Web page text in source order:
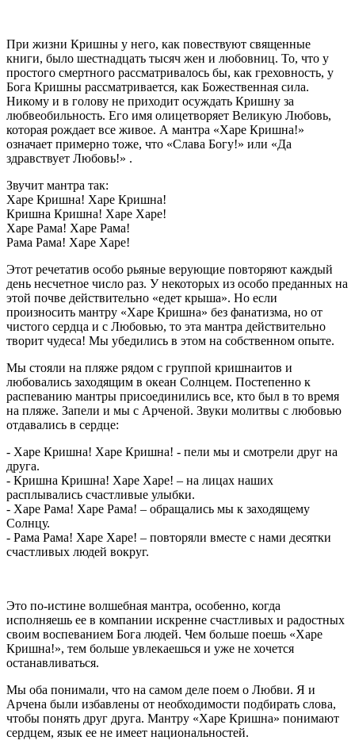
При жизни Кришны у него, как повествуют священные
книги, было шестнадцать тысяч жен и любовниц. То, что у
простого смертного рассматривалось бы, как греховность, у
Бога Кришны рассматривается, как Божественная сила.
Никому и в голову не приходит осуждать Кришну за
любвеобильность. Его имя олицетворяет Великую Любовь,
которая рождает все живое. А мантра «Харе Кришна!»
означает примерно тоже, что «Слава Богу!» или «Да
здравствует Любовь!» .
Звучит мантра так:
Харе Кришна! Харе Кришна!
Кришна Кришна! Харе Харе!
Харе Рама! Харе Рама!
Рама Рама! Харе Харе!
Этот речетатив особо рьяные верующие повторяют каждый
день несчетное число раз. У некоторых из особо преданных на
этой почве действительно «едет крыша». Но если
произносить мантру «Харе Кришна» без фанатизма, но от
чистого сердца и с Любовью, то эта мантра действительно
творит чудеса! Мы убедились в этом на собственном опыте.
Мы стояли на пляже рядом с группой кришнаитов и
любовались заходящим в океан Солнцем. Постепенно к
распеванию мантры присоединились все, кто был в то время
на пляже. Запели и мы с Арченой. Звуки молитвы с любовью
отдавались в сердце:
- Харе Кришна! Харе Кришна! - пели мы и смотрели друг на
друга.
- Кришна Кришна! Харе Харе! – на лицах наших
расплывались счастливые улыбки.
- Харе Рама! Харе Рама! – обращались мы к заходящему
Солнцу.
- Рама Рама! Харе Харе! – повторяли вместе с нами десятки
счастливых людей вокруг.
Это по-истине волшебная мантра, особенно, когда
исполняешь ее в компании искренне счастливых и радостных
своим воспеванием Бога людей. Чем больше поешь «Харе
Кришна!», тем больше увлекаешься и уже не хочется
останавливаться.
Мы оба понимали, что на самом деле поем о Любви. Я и
Арчена были избавлены от необходимости подбирать слова,
чтобы понять друг друга. Мантру «Харе Кришна» понимают
сердцем, язык ее не имеет национальностей.